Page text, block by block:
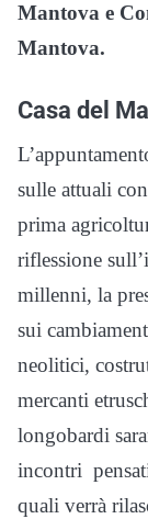
Mantova e
Mantova.
Casa del
sulle attuali
prima
riflessione
millenni, la
sui
neolitici,
mercanti
longobardi
incontri
quali verrà